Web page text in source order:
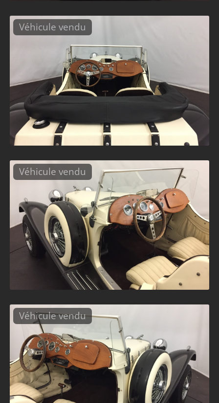
Véhicule vendu
Véhicule vendu
Véhicule vendu